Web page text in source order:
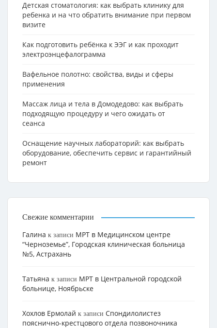
Детская стоматология: как выбрать клинику для
ребенка и на что обратить внимание при первом
визите
Как подготовить ребёнка к ЭЭГ и как проходит
электроэнцефалограмма
Вафельное полотно: свойства, виды и сферы
применения
Массаж лица и тела в Домодедово: как выбрать
подходящую процедуру и чего ожидать от
сеанса
Оснащение научных лабораторий: как выбрать
оборудование, обеспечить сервис и гарантийный
ремонт
Свежие комментарии
Галина к записи МРТ в Медицинском центре
“Черноземье”, Городская клиническая больница
№5, Астрахань
Татьяна к записи МРТ в Центральной городской
больнице, Ноябрьске
Хохлов Ермолай к записи Cпондилолистез
пояснично-крестцового отдела позвоночника